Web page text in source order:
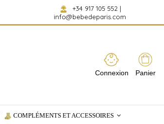
+34 917 105 552 |
info@bebedeparis.com
Connexion Panier
COMPLÉMENTS ET ACCESSOIRES